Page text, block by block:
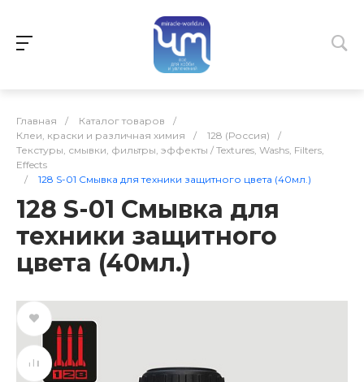
Главная / Каталог товаров
/
Клеи, краски и различная химия
/ 128 (Россия)
/
Текстуры, смывки, фильтры, эффекты / Textures, Washs, Filters,
Effects
/
128 S-01 Смывка для техники защитного цвета (40мл.)
128 S-01 Смывка для
техники защитного
цвета (40мл.)